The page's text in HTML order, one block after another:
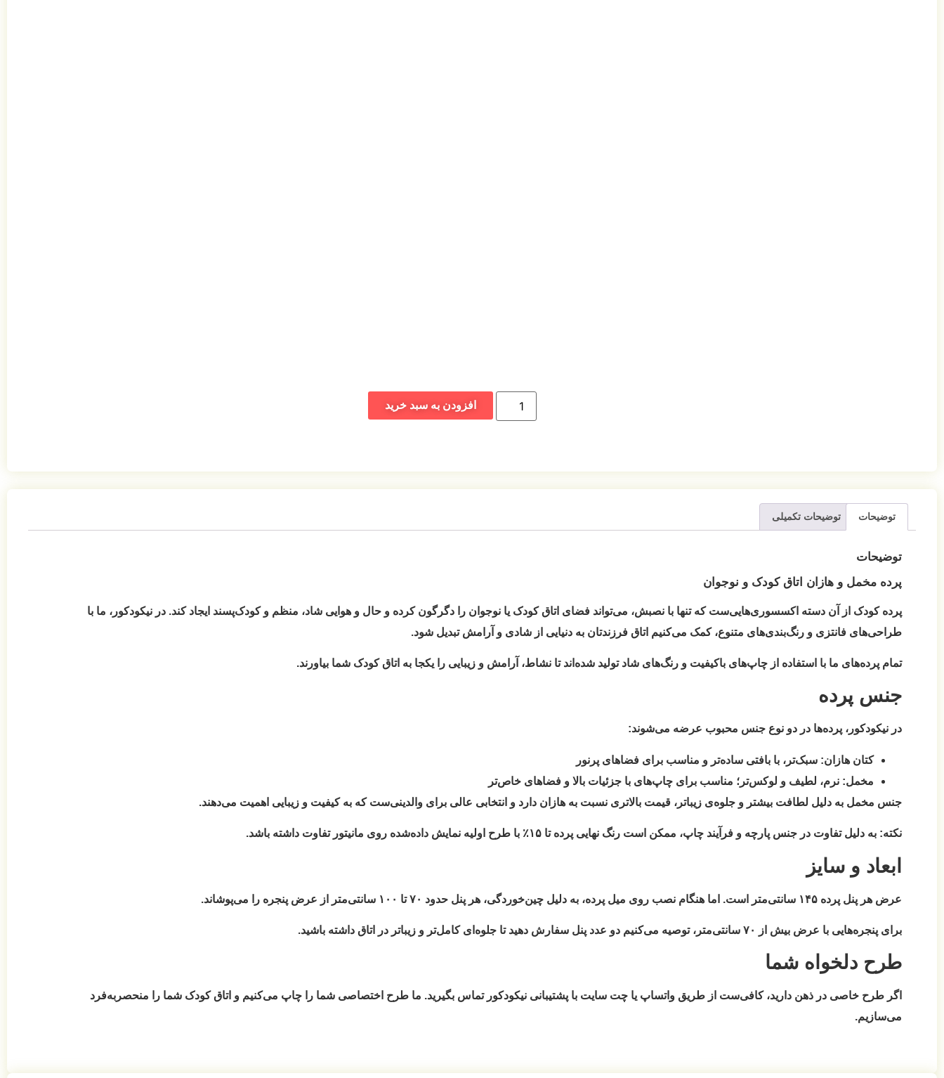
افزودن به سبد خرید
توضیحات توضیحات تکمیلی
توضیحات
پرده مخمل و هازان اتاق کودک و نوجوان
پرده کودک از آن دسته اکسسوری‌هایی‌ست که تنها با نصبش، می‌تواند فضای اتاق کودک یا نوجوان را دگرگون کرده و حال و هوایی شاد، منظم و کودک‌پسند ایجاد کند. در نیکودکور، ما با
طراحی‌های فانتزی و رنگ‌بندی‌های متنوع، کمک می‌کنیم اتاق فرزندتان به دنیایی از شادی و آرامش تبدیل شود.
تمام پرده‌های ما با استفاده از چاپ‌های باکیفیت و رنگ‌های شاد تولید شده‌اند تا نشاط، آرامش و زیبایی را یکجا به اتاق کودک شما بیاورند.
جنس پرده
در نیکودکور، پرده‌ها در دو نوع جنس محبوب عرضه می‌شوند:
کتان هازان: سبک‌تر، با بافتی ساده‌تر و مناسب برای فضاهای پرنور
مخمل: نرم، لطیف و لوکس‌تر؛ مناسب برای چاپ‌های با جزئیات بالا و فضاهای خاص‌تر
جنس مخمل به دلیل لطافت بیشتر و جلوه‌ی زیباتر، قیمت بالاتری نسبت به هازان دارد و انتخابی عالی برای والدینی‌ست که به کیفیت و زیبایی اهمیت می‌دهند.
نکته: به دلیل تفاوت در جنس پارچه و فرآیند چاپ، ممکن است رنگ نهایی پرده تا ۱۵٪ با طرح اولیه نمایش داده‌شده روی مانیتور تفاوت داشته باشد.
ابعاد و سایز
عرض هر پنل پرده ۱۴۵ سانتی‌متر است. اما هنگام نصب روی میل پرده، به دلیل چین‌خوردگی، هر پنل حدود ۷۰ تا ۱۰۰ سانتی‌متر از عرض پنجره را می‌پوشاند.
برای پنجره‌هایی با عرض بیش از ۷۰ سانتی‌متر، توصیه می‌کنیم دو عدد پنل سفارش دهید تا جلوه‌ای کامل‌تر و زیباتر در اتاق داشته باشید.
طرح دلخواه شما
اگر طرح خاصی در ذهن دارید، کافی‌ست از طریق واتساپ یا چت سایت با پشتیبانی نیکودکور تماس بگیرید. ما طرح اختصاصی شما را چاپ می‌کنیم و اتاق کودک شما را منحصربه‌فرد
می‌سازیم.